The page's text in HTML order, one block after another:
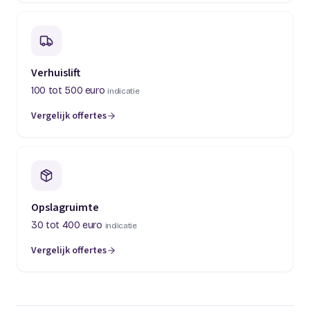
Verhuislift
100 tot 500 euro indicatie
Vergelijk offertes
(opent in een nieuw tabblad)
Opslagruimte
30 tot 400 euro indicatie
Vergelijk offertes
(opent in een nieuw tabblad)